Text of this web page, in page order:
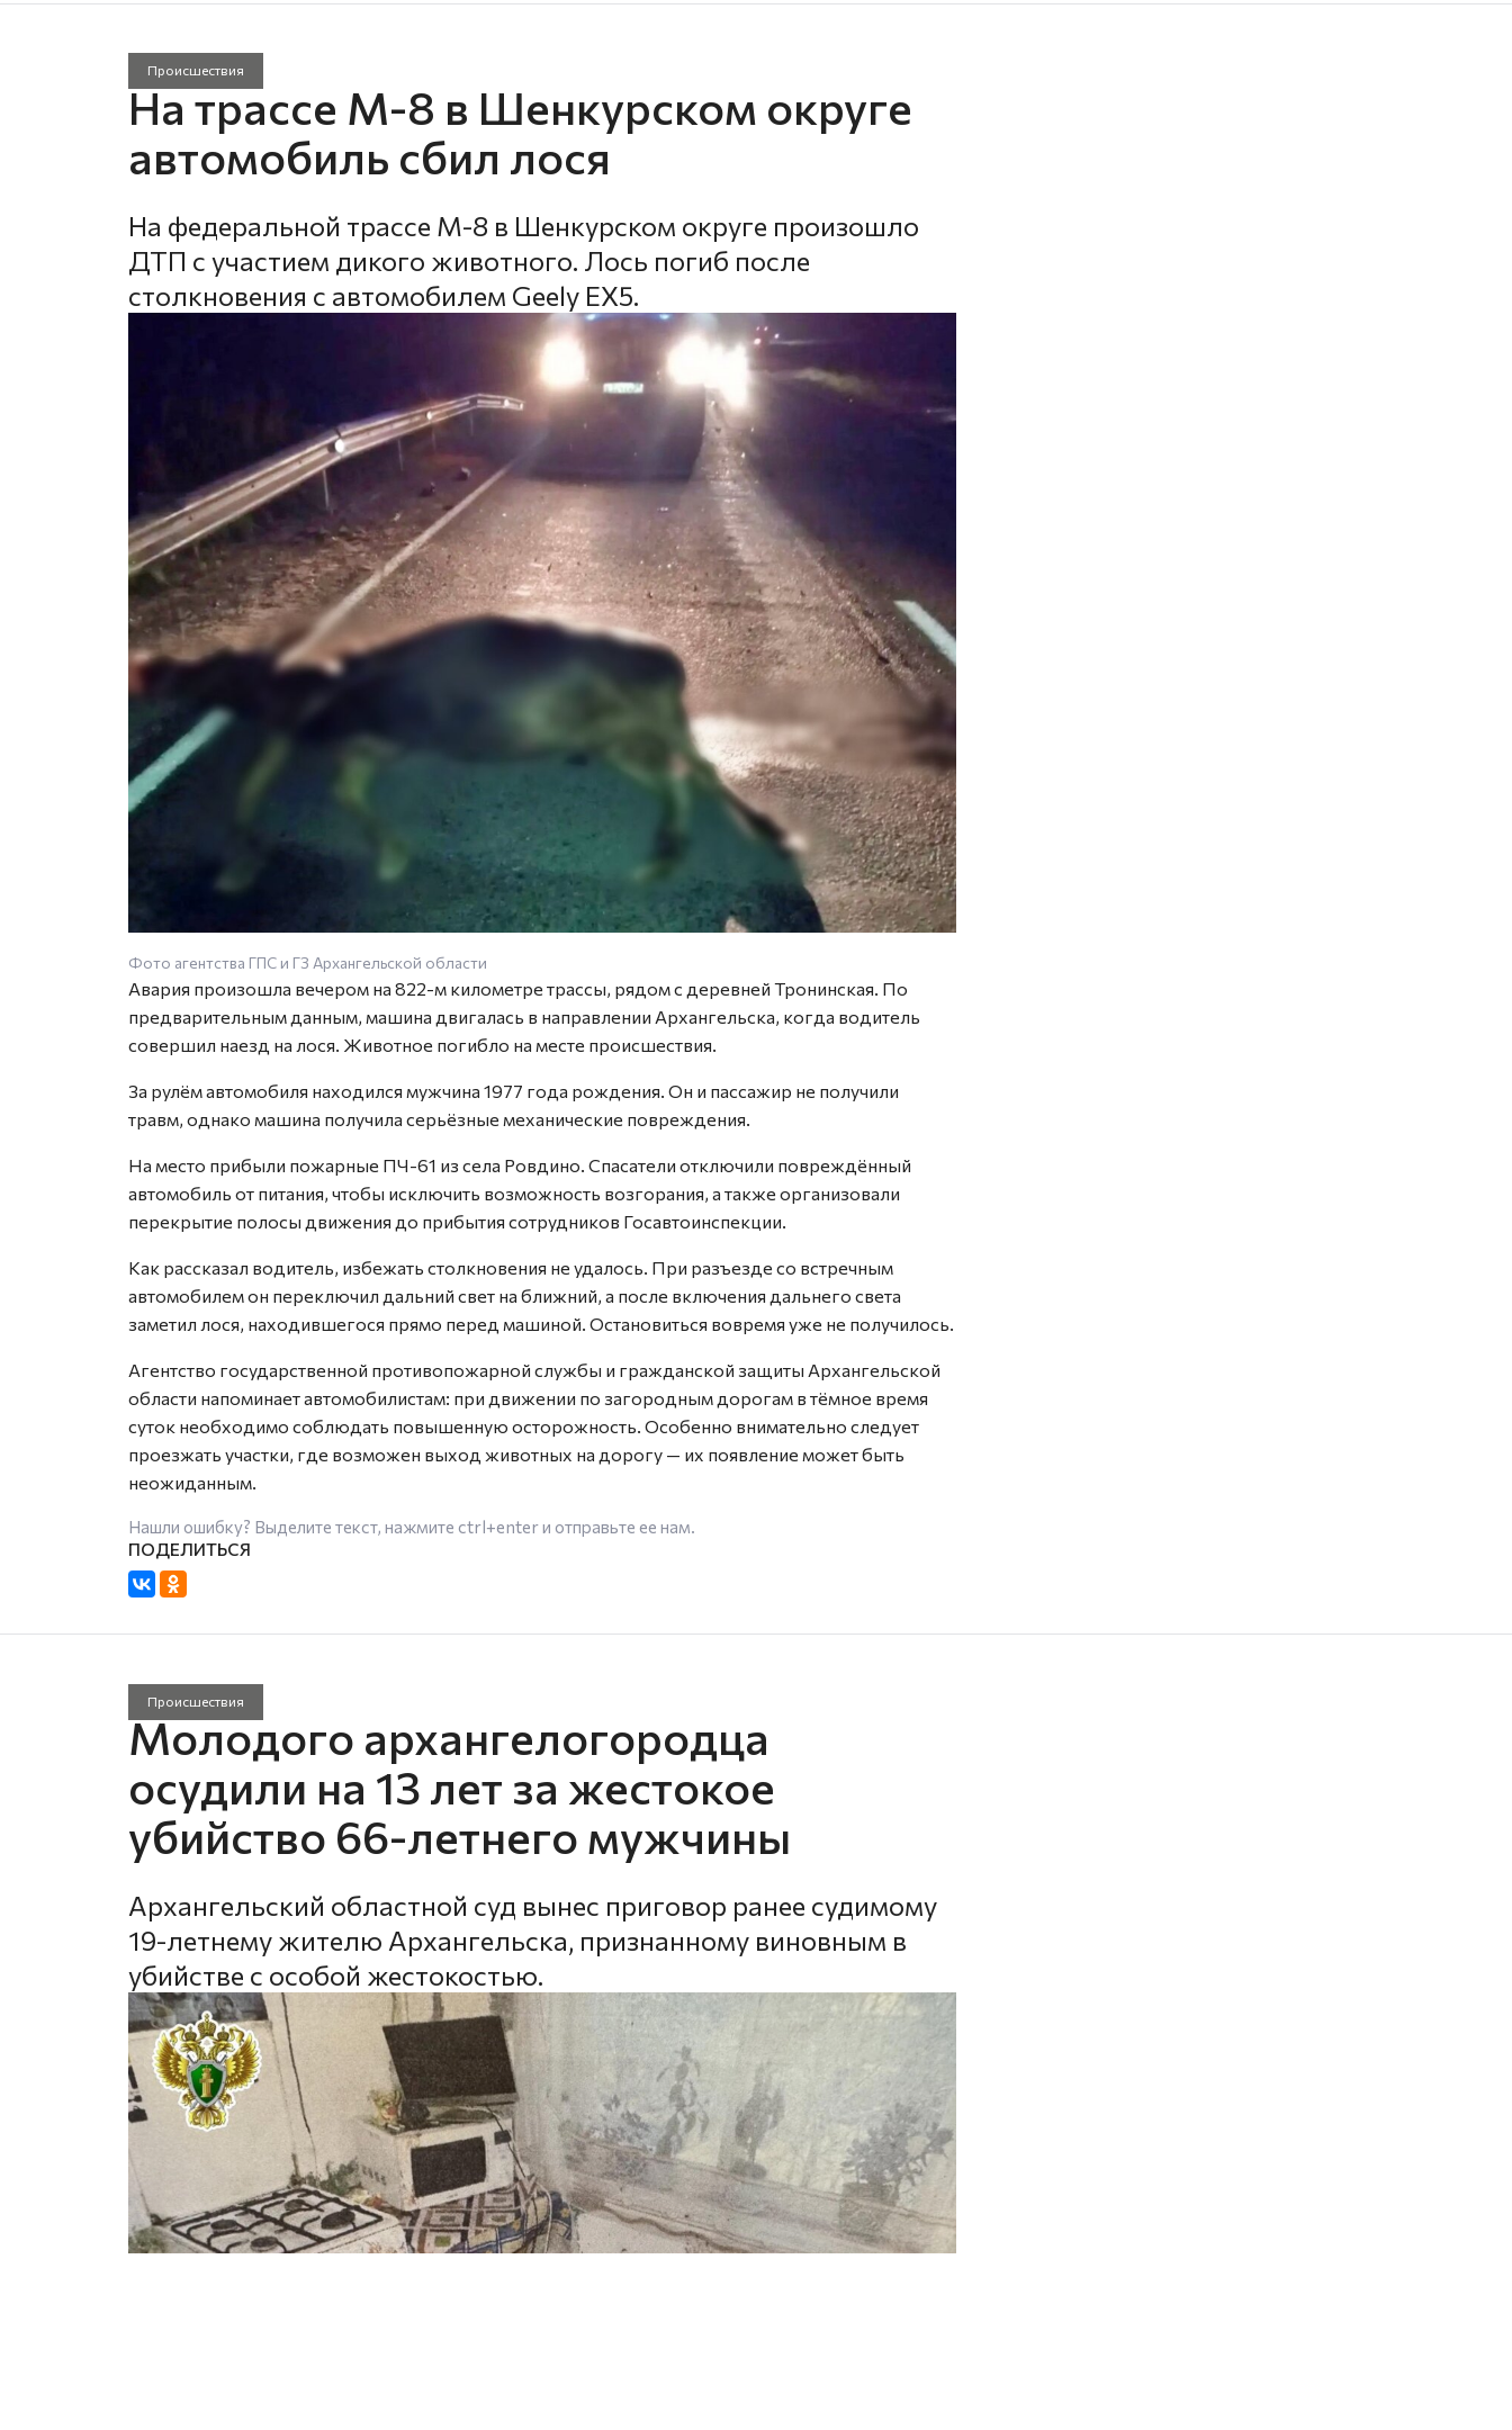
Происшествия
На трассе М-8 в Шенкурском округе
автомобиль сбил лося
На федеральной трассе М-8 в Шенкурском округе произошло
ДТП с участием дикого животного. Лось погиб после
столкновения с автомобилем Geely EX5.
Фото агентства ГПС и ГЗ Архангельской области
Авария произошла вечером на 822-м километре трассы, рядом с деревней Тронинская. По
предварительным данным, машина двигалась в направлении Архангельска, когда водитель
совершил наезд на лося. Животное погибло на месте происшествия.
За рулём автомобиля находился мужчина 1977 года рождения. Он и пассажир не получили
травм, однако машина получила серьёзные механические повреждения.
На место прибыли пожарные ПЧ-61 из села Ровдино. Спасатели отключили повреждённый
автомобиль от питания, чтобы исключить возможность возгорания, а также организовали
перекрытие полосы движения до прибытия сотрудников Госавтоинспекции.
Как рассказал водитель, избежать столкновения не удалось. При разъезде со встречным
автомобилем он переключил дальний свет на ближний, а после включения дальнего света
заметил лося, находившегося прямо перед машиной. Остановиться вовремя уже не получилось.
Агентство государственной противопожарной службы и гражданской защиты Архангельской
области напоминает автомобилистам: при движении по загородным дорогам в тёмное время
суток необходимо соблюдать повышенную осторожность. Особенно внимательно следует
проезжать участки, где возможен выход животных на дорогу — их появление может быть
неожиданным.
Нашли ошибку? Выделите текст, нажмите ctrl+enterи отправьте ее нам.
Происшествия
Молодого архангелогородца
осудили на 13 лет за жестокое
убийство 66-летнего мужчины
Архангельский областной суд вынес приговор ранее судимому
19-летнему жителю Архангельска, признанному виновным в
убийстве с особой жестокостью.